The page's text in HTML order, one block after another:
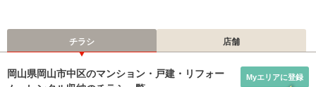
チラシ 店舗
岡山県岡山市中区のマンション・戸建・リフォー
Myエリアに登録